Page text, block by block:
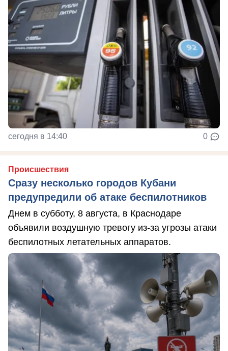
сегодня в 14:40 0
Происшествия
Сразу несколько городов Кубани
предупредили об атаке беспилотников
Днем в субботу, 8 августа, в Краснодаре
объявили воздушную тревогу из-за угрозы атаки
беспилотных летательных аппаратов.